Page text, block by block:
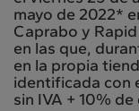
mayo de 2022*
Caprabo y
en las que,
en la propia
identificada con
sin IVA + 10%